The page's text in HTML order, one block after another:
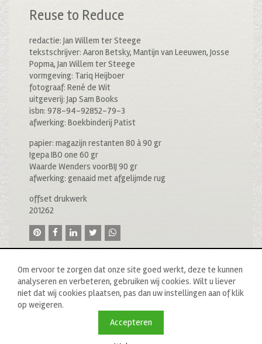
Reuse to Reduce
redactie: Jan Willem ter Steege
tekstschrijver: Aaron Betsky, Mantijn van Leeuwen, Josse
Popma, Jan Willem ter Steege
vormgeving: Tariq Heijboer
fotograaf: René de Wit
uitgeverij: Jap Sam Books
isbn: 978-94-92852-79-3
afwerking: Boekbinderij Patist
papier: magazijn restanten 80 à 90 gr
Igepa IBO one 60 gr
Waarde Wenders voorBIJ 90 gr
afwerking: genaaid met afgelijmde rug
offset drukwerk
201262
© 2020 drukkerij raddraaier b.v., van ostadestraat 233b, 1073
tn amsterdam, t: 020 673 05 78, f: 020 676 71 00,
info@raddraaierssp.nl
Om ervoor te zorgen dat onze site goed werkt, deze te kunnen
analyseren en verbeteren, gebruiken wij cookies. Wilt u liever
niet dat wij cookies plaatsen, pas dan uw instellingen aan of klik
op weigeren.
Accepteren